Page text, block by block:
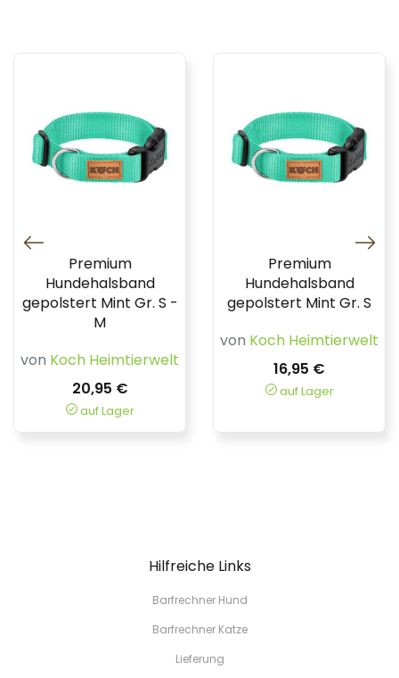
Premium
Hundehalsband
gepolstert Mint Gr. S -
M
von Koch Heimtierwelt
20,95 €
auf Lager
Premium
Hundehalsband
gepolstert Mint Gr. S
von Koch Heimtierwelt
16,95 €
auf Lager
Hilfreiche Links
Barfrechner Hund
Barfrechner Katze
Lieferung